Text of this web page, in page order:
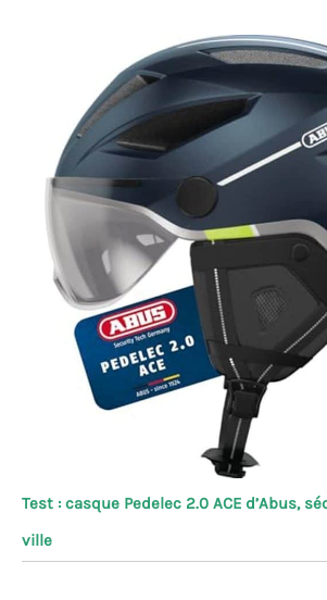
Test : casque Pedelec 2.0 ACE d’Abus,
ville